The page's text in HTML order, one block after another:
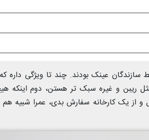
سازندگان عینک بودند. چند تا ویژگی داره
ریبن و غیره سبک تر هستن، دوم اینکه
یک کارخانه سفارش بدی، عمرا شبیه